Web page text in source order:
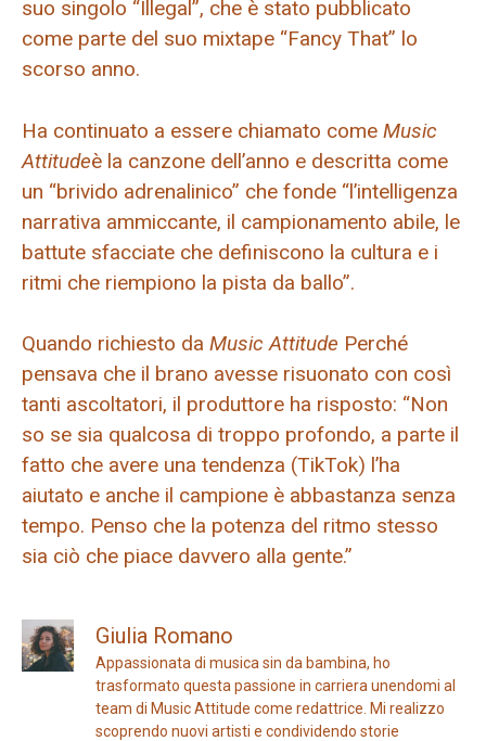
suo singolo “Illegal”, che è stato pubblicato
come parte del suo mixtape “Fancy That” lo
scorso anno.
Ha continuato a essere chiamato come Music
Attitudeè la canzone dell’anno e descritta come
un “brivido adrenalinico” che fonde “l’intelligenza
narrativa ammiccante, il campionamento abile, le
battute sfacciate che definiscono la cultura e i
ritmi che riempiono la pista da ballo”.
Quando richiesto da Music Attitude Perché
pensava che il brano avesse risuonato con così
tanti ascoltatori, il produttore ha risposto: “Non
so se sia qualcosa di troppo profondo, a parte il
fatto che avere una tendenza (TikTok) l’ha
aiutato e anche il campione è abbastanza senza
tempo. Penso che la potenza del ritmo stesso
sia ciò che piace davvero alla gente.”
Giulia Romano
Appassionata di musica sin da bambina, ho
trasformato questa passione in carriera unendomi al
team di Music Attitude come redattrice. Mi realizzo
scoprendo nuovi artisti e condividendo storie